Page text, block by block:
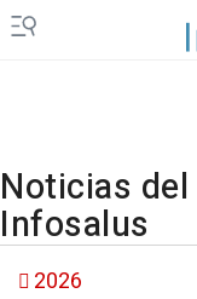
Noticias
Infosalus
2026